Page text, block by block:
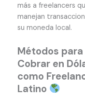
más a freelancers
manejan
su moneda local.
Métodos para
Cobrar en
como
Latino